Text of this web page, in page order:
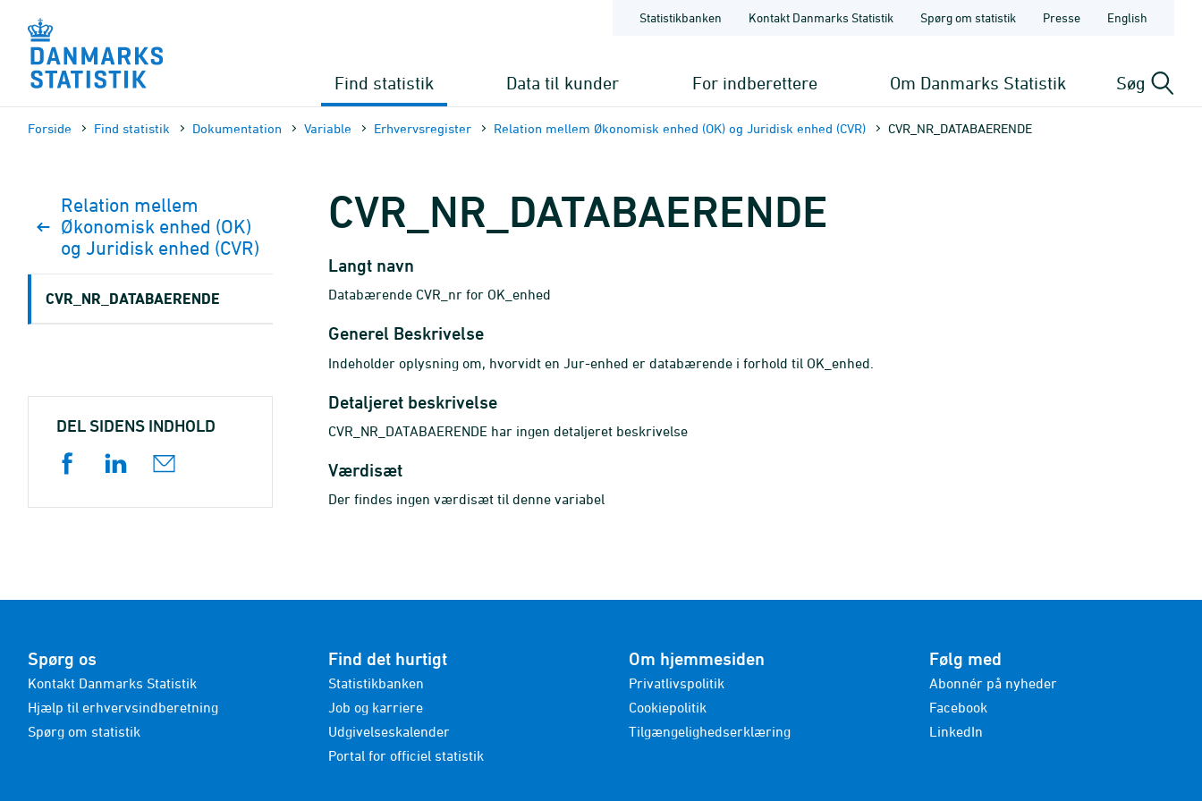
sidens
indhold
Statistikbanken Kontakt Danmarks Statistik Spørg om statistik Presse English
Find statistik Data til kunder For indberettere Om Danmarks Statistik Søg
Forside Find statistik Dokumen­tation Variable Erhvervsregister Relation mellem Økonomisk enhed (OK) og Juridisk enhed (CVR) CVR_NR_DATABAERENDE
CVR_NR_DATABAERENDE
Langt navn
Databærende CVR_nr for OK_enhed
Generel Beskrivelse
Indeholder oplysning om, hvorvidt en Jur-enhed er databærende i forhold til OK_enhed.
Detaljeret beskrivelse
CVR_NR_DATABAERENDE har ingen detaljeret beskrivelse
Værdisæt
Der findes ingen værdisæt til denne variabel
Relation mellem
Økonomisk enhed (OK)
og Juridisk enhed (CVR)
CVR_NR_DATABAERENDE
DEL SIDENS INDHOLD
Spørg os
Kontakt Danmarks Statistik
Hjælp til erhvervsindberetning
Spørg om statistik
Find det hurtigt
Statistikbanken
Job og karriere
Udgivelseskalender
Portal for officiel statistik
Om hjemmesiden
Privatlivspolitik
Cookiepolitik
Tilgængelighedserklæring
Følg med
Abonnér på nyheder
Facebook
LinkedIn